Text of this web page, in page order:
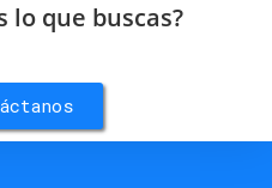
lo que buscas?